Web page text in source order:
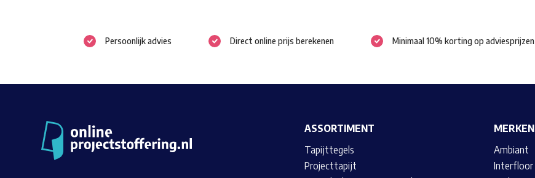
Persoonlijk advies Direct online prijs berekenen Minimaal 10% korting op adviesprijzen
ASSORTIMENT
Tapijttegels
Projecttapijt
MERKEN
Ambiant
Interfloor